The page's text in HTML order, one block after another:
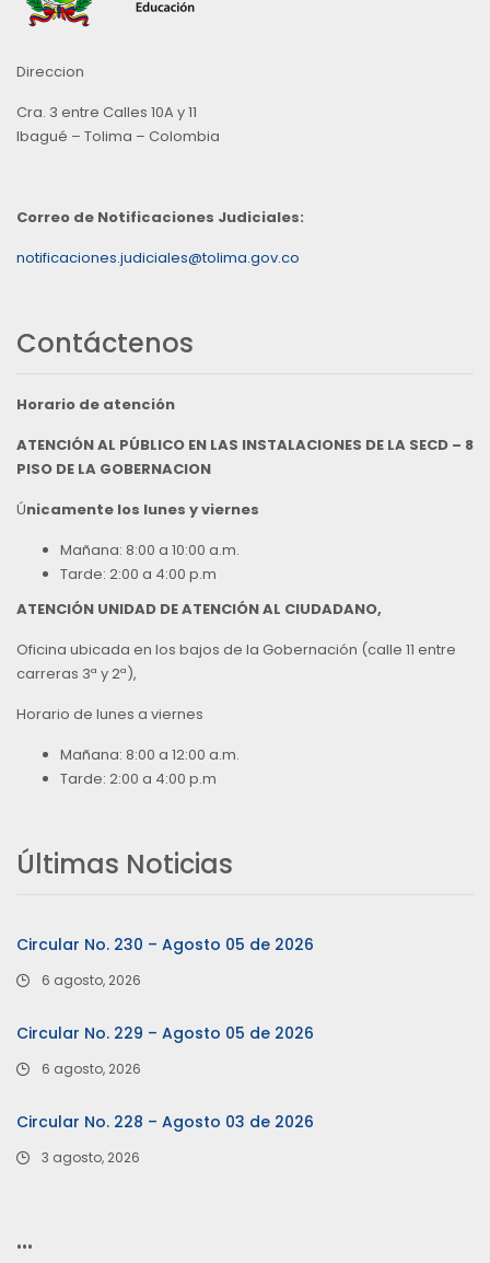
Direccion
Cra. 3 entre Calles 10A y 11
Ibagué – Tolima – Colombia
Correo de Notificaciones Judiciales:
notificaciones.judiciales@tolima.gov.co
Contáctenos
Horario de atención
ATENCIÓN AL PÚBLICO EN LAS INSTALACIONES DE LA SECD – 8
PISO DE LA GOBERNACION
Únicamente los lunes y viernes
Mañana: 8:00 a 10:00 a.m.
Tarde: 2:00 a 4:00 p.m
ATENCIÓN UNIDAD DE ATENCIÓN AL CIUDADANO,
Oficina ubicada en los bajos de la Gobernación (calle 11 entre
carreras 3ª y 2ª),
Horario de lunes a viernes
Mañana: 8:00 a 12:00 a.m.
Tarde: 2:00 a 4:00 p.m
Últimas Noticias
Circular No. 230 – Agosto 05 de 2026
6 agosto, 2026
Circular No. 229 – Agosto 05 de 2026
6 agosto, 2026
Circular No. 228 – Agosto 03 de 2026
3 agosto, 2026
…